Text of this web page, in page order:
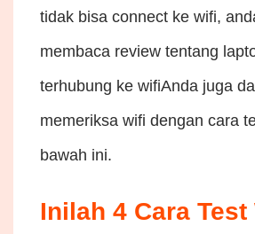
tidak bisa connect ke wifi,
membaca review tentang
terhubung ke wifiAnda juga
memeriksa wifi dengan cara
bawah ini.
Inilah 4 Cara Test